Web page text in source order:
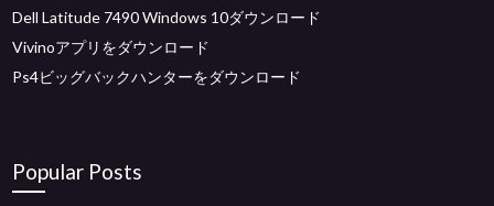
Dell Latitude 7490 Windows 10ダウンロード
Vivinoアプリをダウンロード
Ps4ビッグバックハンターをダウンロード
Popular Posts